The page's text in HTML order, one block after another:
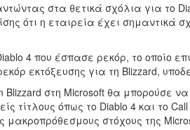
στα θετικά σχόλια για το
ότι η εταιρεία έχει σημαντικά
4 που έσπασε ρεκόρ, το οποίο
εκτόξευσης για τη Blizzard,
στη Microsoft θα μπορούσε
τίτλους όπως το Diablo 4 και το
μακροπρόθεσμους στόχους της